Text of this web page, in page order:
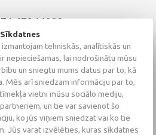
67244008
67271055
26002793
Sīkdatnes
tehniskās, analītiskās un
nepieciešamas, lai nodrošinātu mūsu
un sniegtu mums datus par to, kā
Mēs arī sniedzam informāciju par to,
vietni mūsu sociālo mediju,
un tie var savienot šo
ko jūs viņiem sniedzat vai ko tie
Jūs varat izvēlēties, kuras sīkdatnes